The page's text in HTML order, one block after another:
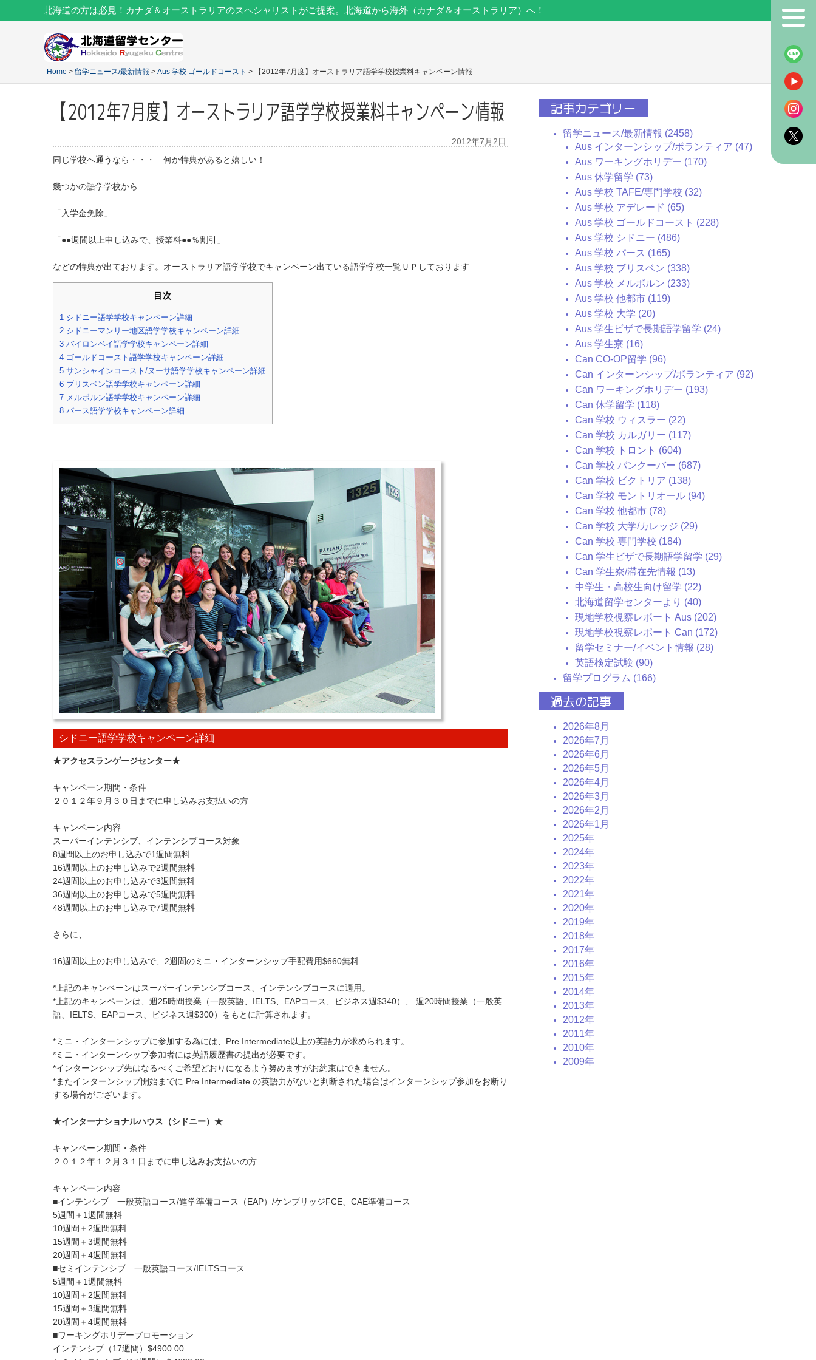
北海道の方は必見！カナダ＆オーストラリアのスペシャリストがご提案。北海道から海外（カナダ＆オーストラリア）へ！
Home > 留学ニュース/最新情報 > Aus 学校 ゴールドコースト > 【2012年7月度】オーストラリア語学学校授業料キャンペーン情報
【2012年7月度】オーストラリア語学学校授業料キャンペーン情報
2012年7月2日
同じ学校へ通うなら・・・ 何か特典があると嬉しい！
幾つかの語学学校から
「入学金免除」
「●●週間以上申し込みで、授業料●●％割引」
などの特典が出ております。オーストラリア語学学校でキャンペーン出ている語学学校一覧ＵＰしております
目次
1 シドニー語学学校キャンペーン詳細
2 シドニーマンリー地区語学学校キャンペーン詳細
3 バイロンベイ語学学校キャンペーン詳細
4 ゴールドコースト語学学校キャンペーン詳細
5 サンシャインコースト/ヌーサ語学学校キャンペーン詳細
6 ブリスベン語学学校キャンペーン詳細
7 メルボルン語学学校キャンペーン詳細
8 パース語学学校キャンペーン詳細
シドニー語学学校キャンペーン詳細
★アクセスランゲージセンター★
キャンペーン期間・条件
２０１２年９月３０日までに申し込みお支払いの方
キャンペーン内容
スーパーインテンシブ、インテンシブコース対象
8週間以上のお申し込みで1週間無料
16週間以上のお申し込みで2週間無料
24週間以上のお申し込みで3週間無料
36週間以上のお申し込みで5週間無料
48週間以上のお申し込みで7週間無料
さらに、
16週間以上のお申し込みで、2週間のミニ・インターンシップ手配費用$660無料
*上記のキャンペーンはスーパーインテンシブコース、インテンシブコースに適用。
*上記のキャンペーンは、週25時間授業（一般英語、IELTS、EAPコース、ビジネス週$340）、 週20時間授業（一般英
語、IELTS、EAPコース、ビジネス週$300）をもとに計算されます。
*ミニ・インターンシップに参加する為には、Pre Intermediate以上の英語力が求められます。
*ミニ・インターンシップ参加者には英語履歴書の提出が必要です。
*インターンシップ先はなるべくご希望どおりになるよう努めますがお約束はできません。
*またインターンシップ開始までに Pre Intermediate の英語力がないと判断された場合はインターンシップ参加をお断り
する場合がございます。
★インターナショナルハウス（シドニー）★
キャンペーン期間・条件
２０１２年１２月３１日までに申し込みお支払いの方
キャンペーン内容
■インテンシブ 一般英語コース/進学準備コース（EAP）/ケンブリッジFCE、CAE準備コース
5週間＋1週間無料
10週間＋2週間無料
15週間＋3週間無料
20週間＋4週間無料
■セミインテンシブ 一般英語コース/IELTSコース
5週間＋1週間無料
10週間＋2週間無料
15週間＋3週間無料
20週間＋4週間無料
■ワーキングホリデープロモーション
インテンシブ（17週間）$4900.00
記事カテゴリー
留学ニュース/最新情報 (2458)
Aus インターンシップ/ボランティア (47)
Aus ワーキングホリデー (170)
Aus 休学留学 (73)
Aus 学校 TAFE/専門学校 (32)
Aus 学校 アデレード (65)
Aus 学校 ゴールドコースト (228)
Aus 学校 シドニー (486)
Aus 学校 パース (165)
Aus 学校 ブリスベン (338)
Aus 学校 メルボルン (233)
Aus 学校 他都市 (119)
Aus 学校 大学 (20)
Aus 学生ビザで長期語学留学 (24)
Aus 学生寮 (16)
Can CO-OP留学 (96)
Can インターンシップ/ボランティア (92)
Can ワーキングホリデー (193)
Can 休学留学 (118)
Can 学校 ウィスラー (22)
Can 学校 カルガリー (117)
Can 学校 トロント (604)
Can 学校 バンクーバー (687)
Can 学校 ビクトリア (138)
Can 学校 モントリオール (94)
Can 学校 他都市 (78)
Can 学校 大学/カレッジ (29)
Can 学校 専門学校 (184)
Can 学生ビザで長期語学留学 (29)
Can 学生寮/滞在先情報 (13)
中学生・高校生向け留学 (22)
北海道留学センターより (40)
現地学校視察レポート Aus (202)
現地学校視察レポート Can (172)
留学セミナー/イベント情報 (28)
英語検定試験 (90)
留学プログラム (166)
過去の記事
2026年8月
2026年7月
2026年6月
2026年5月
2026年4月
2026年3月
2026年2月
2026年1月
2025年
2024年
2023年
2022年
2021年
2020年
2019年
2018年
2017年
2016年
2015年
2014年
2013年
2012年
2011年
2010年
2009年